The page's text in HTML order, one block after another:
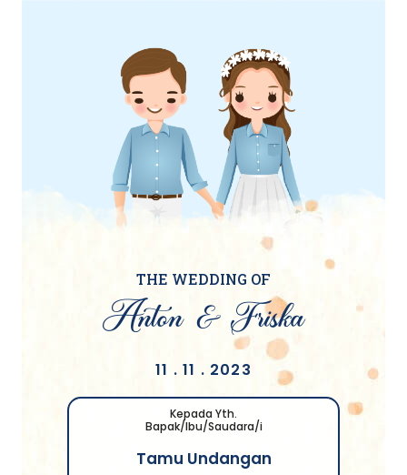
THE WEDDING OF
Anton & Friska
11 . 11 . 2023
Kepada Yth.
Bapak/Ibu/Saudara/i
Tamu Undangan